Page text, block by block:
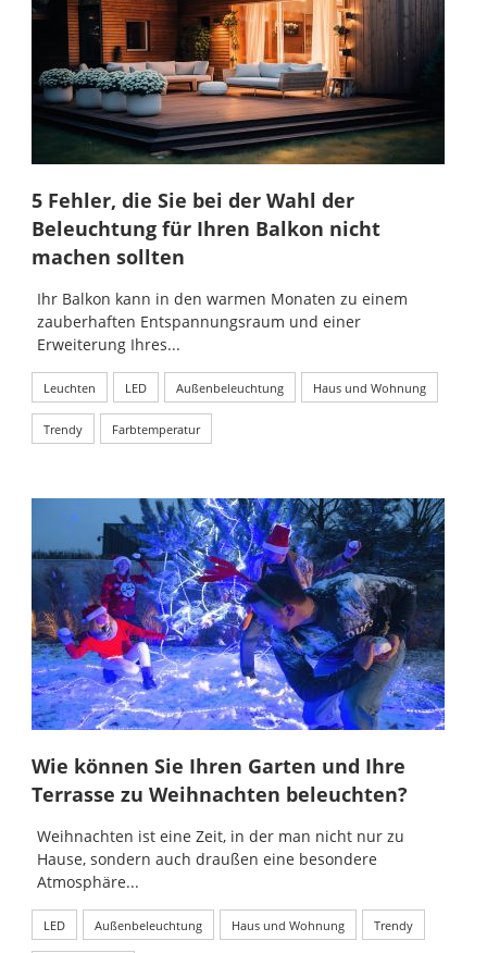
5 Fehler, die Sie bei der Wahl der
Beleuchtung für Ihren Balkon nicht
machen sollten
Ihr Balkon kann in den warmen Monaten zu einem
zauberhaften Entspannungsraum und einer
Erweiterung Ihres...
Leuchten LED Außenbeleuchtung Haus und Wohnung
Trendy Farbtemperatur
Wie können Sie Ihren Garten und Ihre
Terrasse zu Weihnachten beleuchten?
Weihnachten ist eine Zeit, in der man nicht nur zu
Hause, sondern auch draußen eine besondere
Atmosphäre...
LED Außenbeleuchtung Haus und Wohnung Trendy